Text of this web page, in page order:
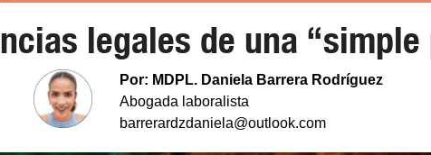
legales de una “simple
Por: MDPL. Daniela Barrera Rodríguez
Abogada laboralista
barrerardzdaniela@outlook.com